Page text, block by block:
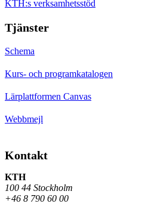
KTH:s verksamhetsstöd
Tjänster
Schema
Kurs- och programkatalogen
Lärplattformen Canvas
Webbmejl
Kontakt
KTH
100 44 Stockholm
+46 8 790 60 00